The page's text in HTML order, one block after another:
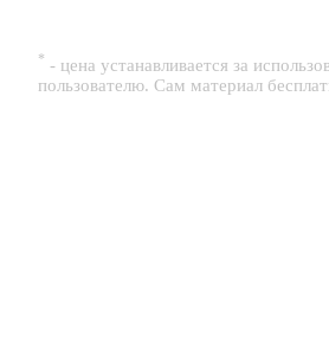
* - цена устанавливается за
пользователю. Сам материал